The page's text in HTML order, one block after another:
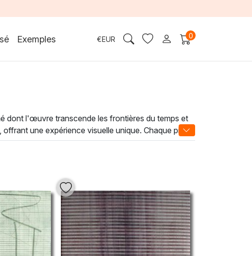
Exemples €EUR 0
dont l'œuvre transcende les frontières du temps et
une expérience visuelle unique. Chaque pièce,
ancrant une profondeur émotionnelle indéniable.
un bureau, un salon ou un espace d'accueil. Les
en un véritable sanctuaire d'art.
de votre vie quotidienne.